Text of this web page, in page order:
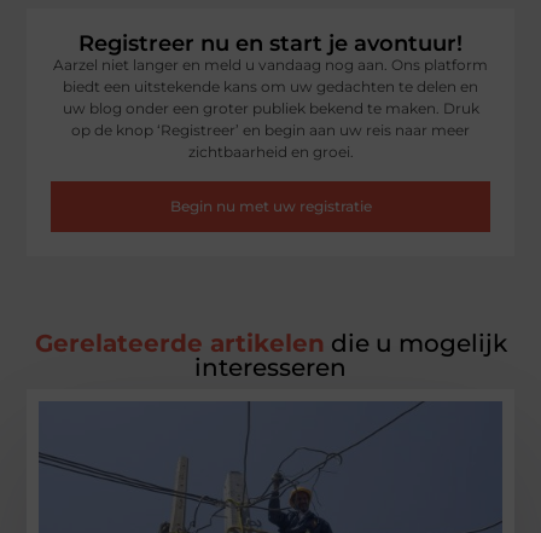
Registreer nu en start je avontuur!
Aarzel niet langer en meld u vandaag nog aan. Ons platform
biedt een uitstekende kans om uw gedachten te delen en
uw blog onder een groter publiek bekend te maken. Druk
op de knop ‘Registreer’ en begin aan uw reis naar meer
zichtbaarheid en groei.
Begin nu met uw registratie
Gerelateerde artikelen die u mogelijk
interesseren